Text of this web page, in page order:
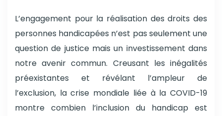
L’engagement pour la réalisation des droits des
personnes handicapées n’est pas seulement une
question de justice mais un investissement dans
notre avenir commun. Creusant les inégalités
préexistantes et révélant l’ampleur de
l’exclusion, la crise mondiale liée à la COVID-19
montre combien l’inclusion du handicap est